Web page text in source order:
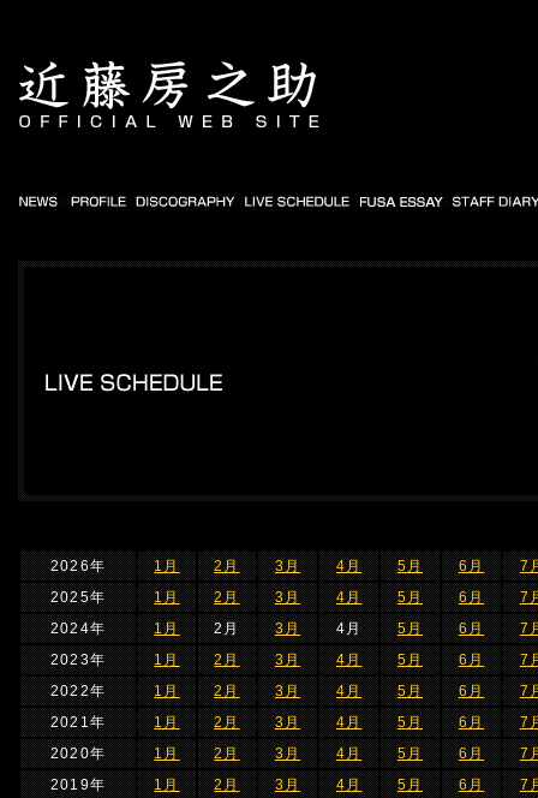
2026年 1月 2月 3月 4月 5月 6月
7
2025年
1月 2月 3月 4月 5月 6月
7
2024年
1月 2月 3月 4月 5月 6月
7
2023年
1月 2月 3月 4月 5月 6月
7
2022年
1月 2月 3月 4月 5月 6月
7
2021年
1月 2月 3月 4月 5月 6月
7
2020年
1月 2月 3月 4月 5月 6月
7
2019年
1月 2月 3月 4月 5月 6月
7